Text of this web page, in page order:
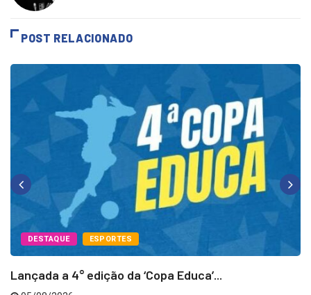
POST RELACIONADO
DESTAQUE ESPORTES
Lançada a 4° edição da ‘Copa Educa’...